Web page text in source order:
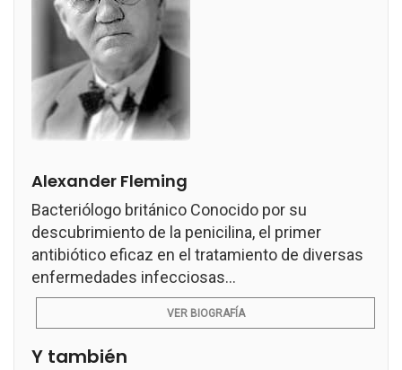
Alexander Fleming
Bacteriólogo británico Conocido por su
descubrimiento de la penicilina, el primer
antibiótico eficaz en el tratamiento de diversas
enfermedades infecciosas...
VER BIOGRAFÍA
Y también